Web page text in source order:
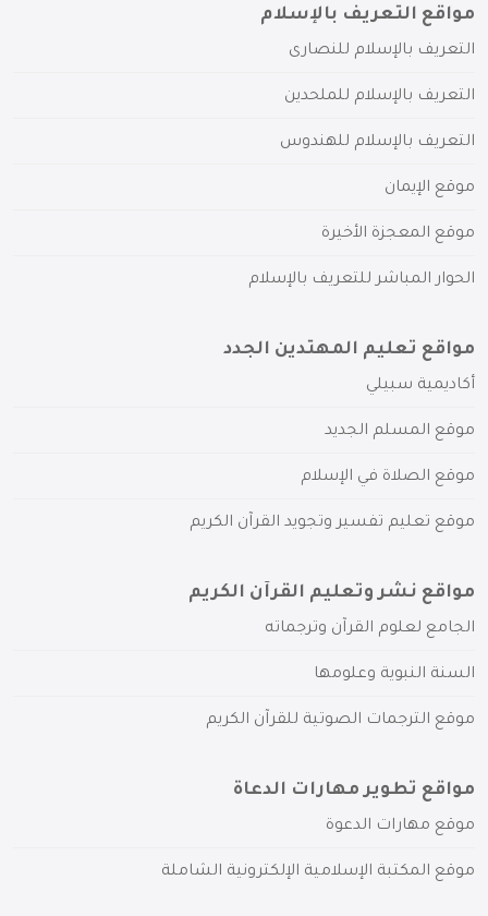
مواقع التعريف بالإسلام
التعريف بالإسلام للنصارى
التعريف بالإسلام للملحدين
التعريف بالإسلام للهندوس
موقع الإيمان
موقع المعجزة الأخيرة
الحوار المباشر للتعريف بالإسلام
مواقع تعليم المهتدين الجدد
أكاديمية سبيلي
موقع المسلم الجديد
موقع الصلاة في الإسلام
موقع تعليم تفسير وتجويد القرآن الكريم
مواقع نشر وتعليم القرآن الكريم
الجامع لعلوم القرآن وترجماته
السنة النبوية وعلومها
موقع الترجمات الصوتية للقرآن الكريم
مواقع تطوير مهارات الدعاة
موقع مهارات الدعوة
موقع المكتبة الإسلامية الإلكترونية الشاملة